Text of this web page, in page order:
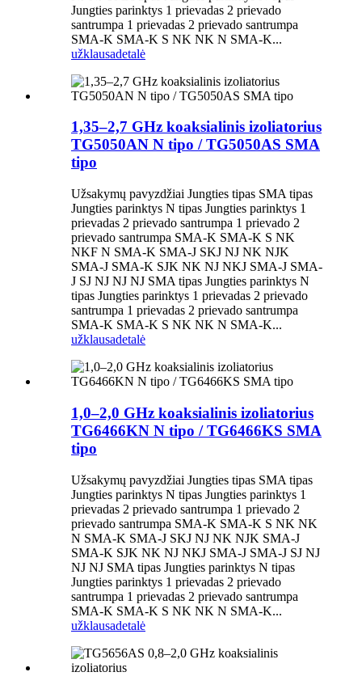
Jungties parinktys 1 prievadas 2 prievado
santrumpa 1 prievadas 2 prievado santrumpa
SMA-K SMA-K S NK NK N SMA-K...
užklausadetalė
1,35–2,7 GHz koaksialinis izoliatorius
TG5050AN N tipo / TG5050AS SMA
tipo
Užsakymų pavyzdžiai Jungties tipas SMA tipas
Jungties parinktys N tipas Jungties parinktys 1
prievadas 2 prievado santrumpa 1 prievado 2
prievado santrumpa SMA-K SMA-K S NK
NKF N SMA-K SMA-J SKJ NJ NK NJK
SMA-J SMA-K SJK NK NJ NKJ SMA-J SMA-
J SJ NJ NJ NJ SMA tipas Jungties parinktys N
tipas Jungties parinktys 1 prievadas 2 prievado
santrumpa 1 prievadas 2 prievado santrumpa
SMA-K SMA-K S NK NK N SMA-K...
užklausadetalė
1,0–2,0 GHz koaksialinis izoliatorius
TG6466KN N tipo / TG6466KS SMA
tipo
Užsakymų pavyzdžiai Jungties tipas SMA tipas
Jungties parinktys N tipas Jungties parinktys 1
prievadas 2 prievado santrumpa 1 prievado 2
prievado santrumpa SMA-K SMA-K S NK NK
N SMA-K SMA-J SKJ NJ NK NJK SMA-J
SMA-K SJK NK NJ NKJ SMA-J SMA-J SJ NJ
NJ NJ SMA tipas Jungties parinktys N tipas
Jungties parinktys 1 prievadas 2 prievado
santrumpa 1 prievadas 2 prievado santrumpa
SMA-K SMA-K S NK NK N SMA-K...
užklausadetalė